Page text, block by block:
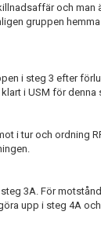
och man
gruppen
i steg 3 efter
i USM för denna
i tur och ordning
3A. För
upp i steg 4A